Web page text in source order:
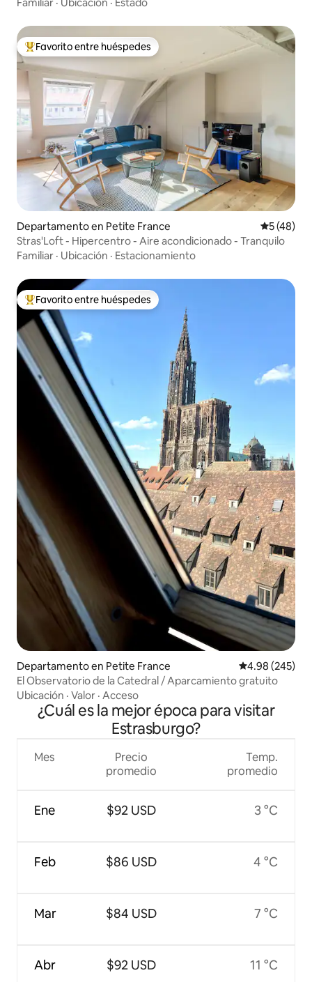
De los mejores en Favorito entre huéspedes
Favorito entre huéspedes
Departamento en Petite France
5 (48)
Stras'Loft - Hipercentro - Aire acondicionado - Tranquilo
Familiar · Ubicación · Estacionamiento
De los mejores en Favorito entre huéspedes
Favorito entre huéspedes
Departamento en Petite France Calificación
4.98 (245)
El Observatorio de la Catedral / Aparcamiento gratuito
Ubicación · Valor · Acceso
¿Cuál es la mejor época para visitar
Estrasburgo?
Mes
Ene
Feb
Mar
Abr
Precio
promedio
$92 USD
$86 USD
$84 USD
$92 USD
Temp.
promedio
3 °C
4 °C
7 °C
11 °C